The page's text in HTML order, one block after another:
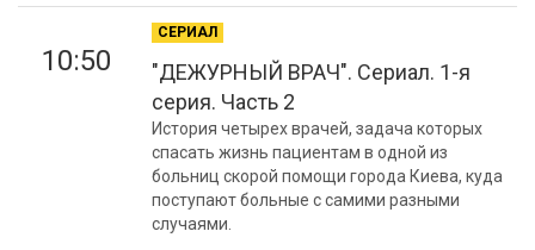
10:50
СЕРИАЛ
"ДЕЖУРНЫЙ ВРАЧ". Сериал. 1-я
серия. Часть 2
История четырех врачей, задача которых
спасать жизнь пациентам в одной из
больниц скорой помощи города Киева, куда
поступают больные с самими разными
случаями.